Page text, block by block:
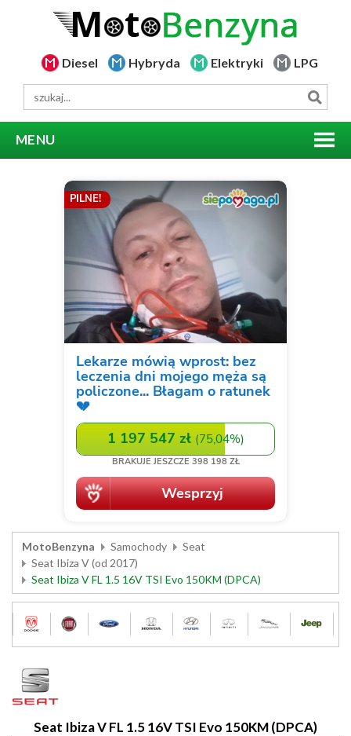
Diesel Hybryda Elektryki LPG
MENU
MotoBenzyna Samochody
Seat
Seat Ibiza V (od 2017)
Seat Ibiza V FL 1.5 16V TSI Evo 150KM (DPCA)
Seat Ibiza V FL 1.5 16V TSI Evo 150KM (DPCA)